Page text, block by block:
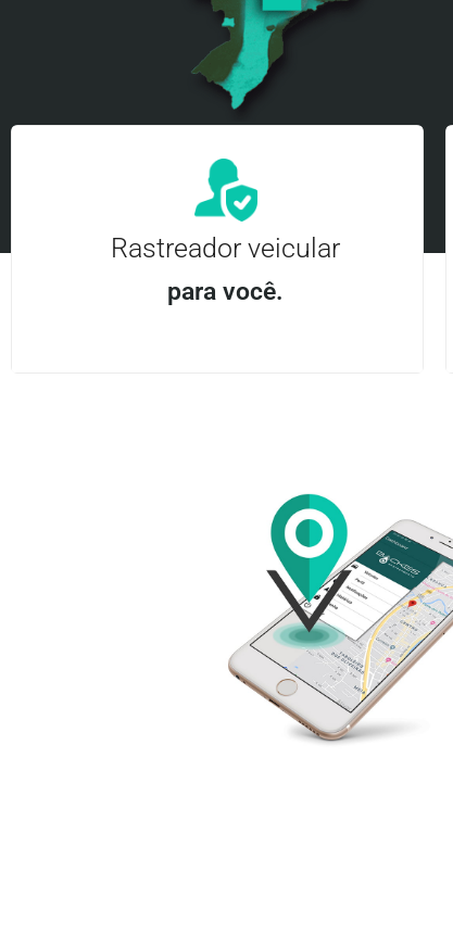
Rastreador veicular
para você.
Entre em contato